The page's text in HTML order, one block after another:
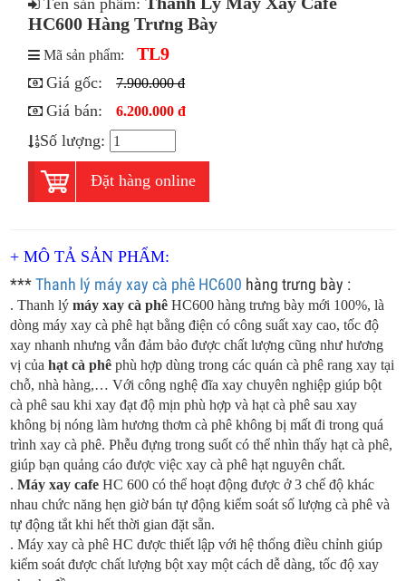
Tên sản phẩm:
HC600 Hàng Trưng Bày
Mã sản phẩm: TL9
Giá gốc: 7.900.000 đ
Giá bán: 6.200.000 đ
Số lượng:
Đặt hàng online
+ MÔ TẢ SẢN PHẨM:
***Thanh lý máy xay cà phê HC600 hàng trưng bày :
. Thanh lýmáy xay cà phê HC600 hàng trưng bày mới 100%, là
dòng máy xay cà phê hạt bằng điện có công suất xay cao, tốc độ
xay nhanh nhưng vẫn đảm bảo được chất lượng cũng như hương
vị củahạt cà phê phù hợp dùng trong các quán cà phê rang xay tại
chỗ, nhà hàng,… Với công nghệ đĩa xay chuyên nghiệp giúp bột
cà phê sau khi xay đạt độ mịn phù hợp và hạt cà phê sau xay
không bị nóng làm hương thơm cà phê không bị mất đi trong quá
trình xay cà phê. Phễu đựng trong suốt có thể nhìn thấy hạt cà phê,
giúp bạn quảng cáo được việc xay cà phê hạt nguyên chất.
.Máy xay cafe HC 600 có thể hoạt động được ở 3 chế độ khác
nhau chức năng hẹn giờ bán tự động kiểm soát số lượng cà phê và
tự động tắt khi hết thời gian đặt sẵn.
. Máy xay cà phê HC được thiết lập với hệ thống điều chỉnh giúp
kiểm soát được chất lượng bột xay một cách dễ dàng, tốc độ xay